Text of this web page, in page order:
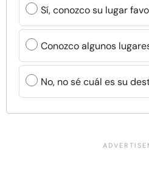
Sí, conozco su lugar
Conozco algunos
No, no sé cuál es su